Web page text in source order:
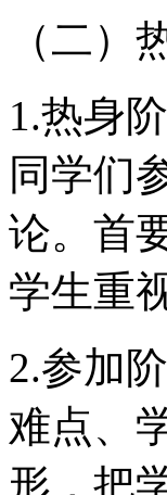
（二）
1.热身
同学们
论。首
学生重
2.参加
难点、
形，把